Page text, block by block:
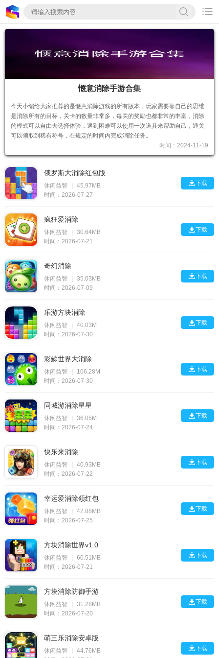

惬意消除手游合集
今天小编给大家推荐的是惬意消除游戏的所有版本，玩家需要靠自己的思维
是消除所有的目标，关卡的数量非常多，每关的奖励也都非常的丰富，消除
的模式可以自由去选择体验，遇到困难可以使用一次道具来帮助自己，通关
可以领取到稀有称号，在规定的时间内完成消除任务。
时间：2024-11-19
俄罗斯大消除红包版
休闲益智
45.97MB
时间：2026-07-27
下载
疯狂爱消除
休闲益智
30.64MB
时间：2026-07-21
下载
奇幻消除
休闲益智
35.03MB
时间：2026-07-09
下载
乐游方块消除
休闲益智
40.03M
时间：2026-07-30
下载
彩鲸世界大消除
休闲益智
106.28M
时间：2026-07-30
下载
同城游消除星星
休闲益智
36.05M
时间：2026-07-24
下载
快乐来消除
休闲益智
40.93MB
时间：2026-07-22
下载
幸运爱消除领红包
休闲益智
42.88MB
时间：2026-07-25
下载
方块消除世界v1.0
休闲益智
60.51MB
时间：2026-07-21
下载
方块消除防御手游
休闲益智
31.28MB
时间：2026-07-20
下载
萌三乐消除安卓版
休闲益智
44.76MB
下载